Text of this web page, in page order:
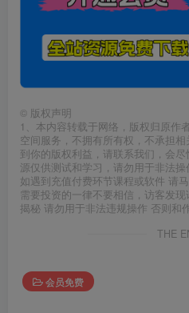
© 版权声明
1、本内容转载于网络，版权归原作
空间服务，不拥有所有权，不承担
到你的版权利益，请联系我们，会
源仅供测试和学习，请勿用于非法操
如遇到充值付费环节课程或软件 请
需要投资的一律不要相信，访客发
揭秘 请勿用于非法违规操作 否则和
THE
会员免费